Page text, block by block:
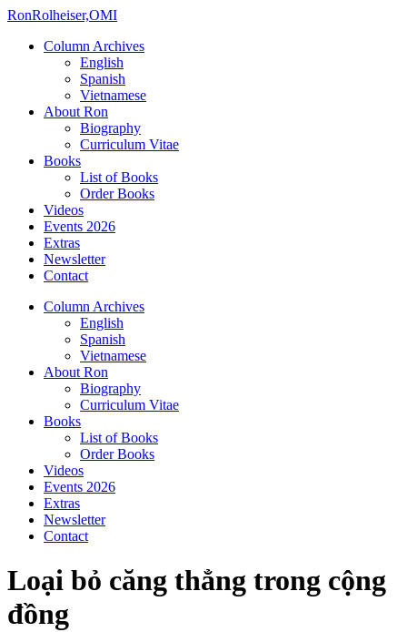
RonRolheiser,OMI
Column Archives
English
Spanish
Vietnamese
About Ron
Biography
Curriculum Vitae
Books
List of Books
Order Books
Videos
Events 2026
Extras
Newsletter
Contact
Column Archives
English
Spanish
Vietnamese
About Ron
Biography
Curriculum Vitae
Books
List of Books
Order Books
Videos
Events 2026
Extras
Newsletter
Contact
Loại bỏ căng thẳng trong cộng
đồng